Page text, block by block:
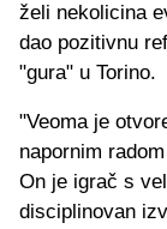
želi nekolicina
dao pozitivnu
"gura" u Torino.
"Veoma je
napornim
On je igrač s
disciplinovan